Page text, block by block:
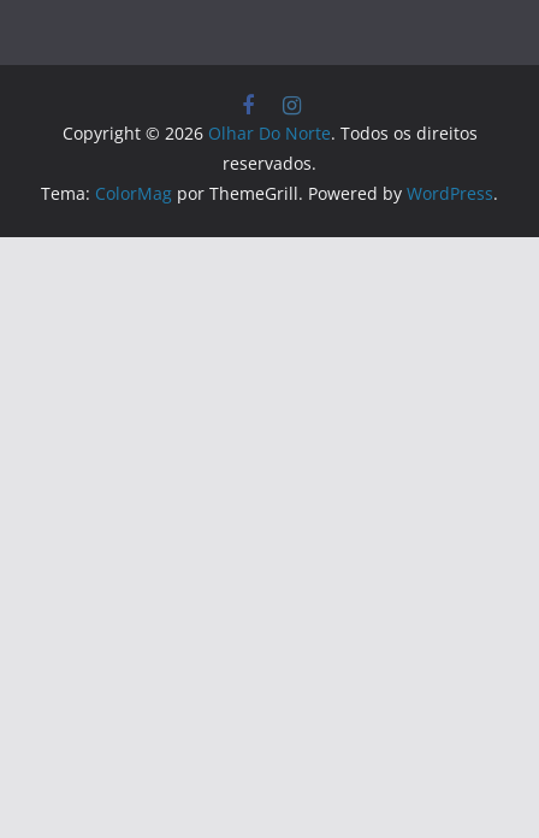
Copyright © 2026 Olhar Do Norte. Todos os direitos
reservados.
Tema: ColorMag por ThemeGrill. Powered by WordPress.